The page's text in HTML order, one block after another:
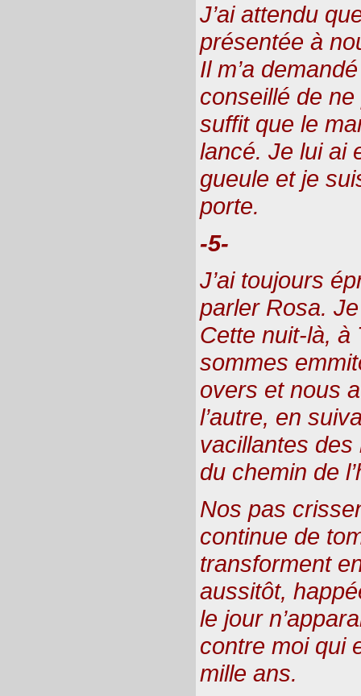
J’ai attendu
présentée à
Il m’a
conseillé de
suffit que le
lancé. Je lui ai
gueule et je
porte.
-5-
J’ai toujours
parler Rosa.
Cette nuit-là, à
sommes
overs et nous
l’autre, en
vacillantes
du chemin de
Nos pas
continue de
transforment
aussitôt,
le jour
contre moi qui
mille ans.